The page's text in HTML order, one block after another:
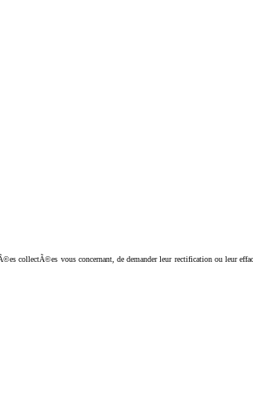
vous concernant, de demander leur rectification ou leur